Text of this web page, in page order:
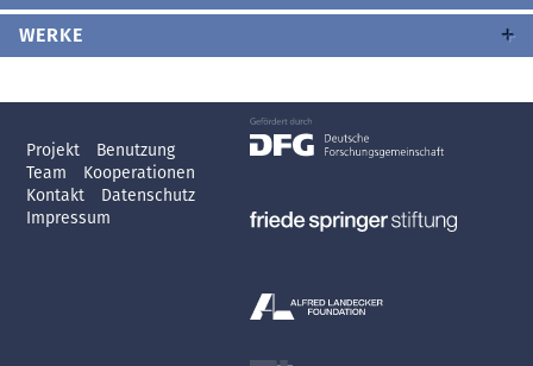
WERKE
Projekt
Benutzung
Team
Kooperationen
Kontakt
Datenschutz
Impressum